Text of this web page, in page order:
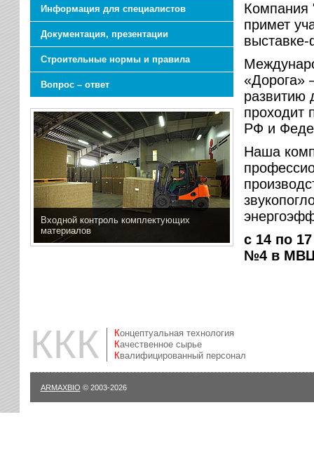
Информация для специалистов
Документация, презентации
Строительные нормы и правила
Вопрос – ответ
Входной контроль комплектующих
материалов
Компания
примет
«Дорога»
развитию
проходит
РФ и
Наша
с 14 по
№4 в МВЦ
ККК
Концептуальная технология
Качественное сырье
Квалифицированный персонал
ARMAXBIO © 2003-2026